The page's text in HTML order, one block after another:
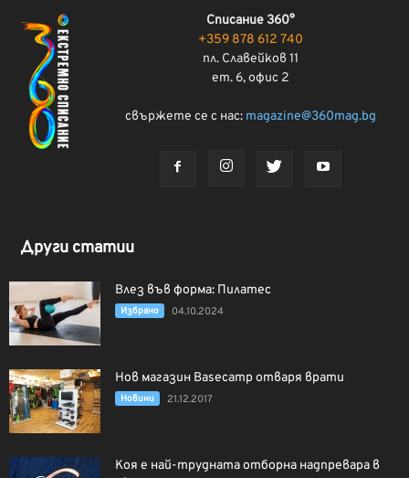
Списание 360°
+359 878 612 740
пл. Славейков 11
ет. 6, офис 2
свържете се с нас: magazine@360mag.bg
Други статии
Влез във форма: Пилатес
Избрано 04.10.2024
Нов магазин Basecamp отваря врати
Новини 21.12.2017
Коя е най-трудната отборна надпревара в